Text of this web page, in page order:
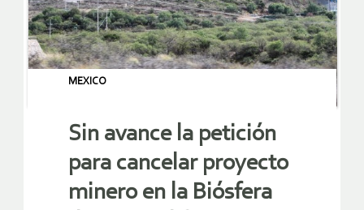
MEXICO
Sin avance la petición
para cancelar proyecto
minero en la Biósfera